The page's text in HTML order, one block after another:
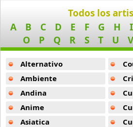
57 músicas online
Asian Kung Fu
Happy Birthday To You You -
Yui
Understand (2004) -Asian Kung Fu
Merry Go Round -
Will You Kiss Me -
Kim Hyun Joong
Jitensha -Aqua Timez
Todos los
A
B C D E F G H I
O
P Q R S T U V
Alternativo
Ambiente
Andina
Anime
Asiatica